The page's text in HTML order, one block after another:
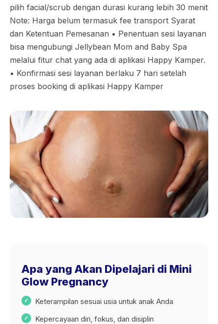
pilih facial/scrub dengan durasi kurang lebih 30 menit
Note: Harga belum termasuk fee transport Syarat
dan Ketentuan Pemesanan •⁠ ⁠Penentuan sesi layanan
bisa mengubungi Jellybean Mom and Baby Spa
melalui fitur chat yang ada di aplikasi Happy Kamper.
•⁠ ⁠Konfirmasi sesi layanan berlaku 7 hari setelah
proses booking di aplikasi Happy Kamper
Apa yang Akan Dipelajari di Mini
Glow Pregnancy
Keterampilan sesuai usia untuk anak Anda
Kepercayaan diri, fokus, dan disiplin